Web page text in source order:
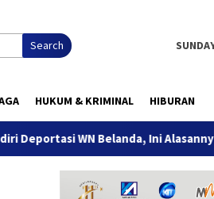
Search
HUKUM & KRIMINAL HIBURAN
WN Belanda, Ini Alasannya 9